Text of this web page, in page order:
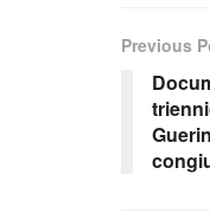
Previous